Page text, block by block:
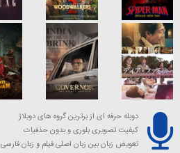
دوبله حرفه ای از برترین گروه های دوبلاژ
کیفیت تصویری بلوری و بدون حذفیات
تعویض زبان بین زبان اصلی فیلم و زبان فارسی